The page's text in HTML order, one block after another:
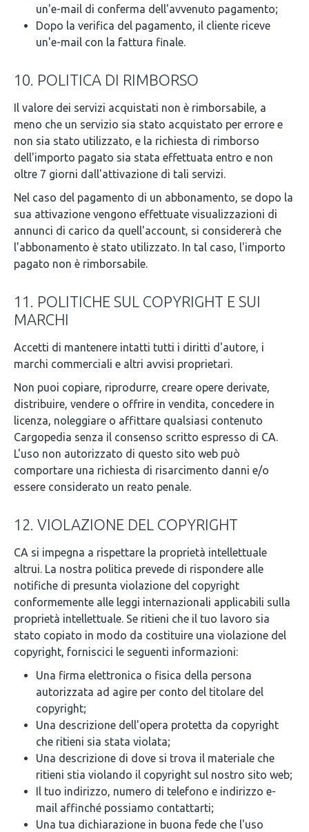
un'e-mail di conferma dell'avvenuto pagamento;
Dopo la verifica del pagamento, il cliente riceve
un'e-mail con la fattura finale.
10. POLITICA DI RIMBORSO
Il valore dei servizi acquistati non è rimborsabile, a
meno che un servizio sia stato acquistato per errore e
non sia stato utilizzato, e la richiesta di rimborso
dell'importo pagato sia stata effettuata entro e non
oltre 7 giorni dall'attivazione di tali servizi.
Nel caso del pagamento di un abbonamento, se dopo la
sua attivazione vengono effettuate visualizzazioni di
annunci di carico da quell'account, si considererà che
l'abbonamento è stato utilizzato. In tal caso, l'importo
pagato non è rimborsabile.
11. POLITICHE SUL COPYRIGHT E SUI
MARCHI
Accetti di mantenere intatti tutti i diritti d'autore, i
marchi commerciali e altri avvisi proprietari.
Non puoi copiare, riprodurre, creare opere derivate,
distribuire, vendere o offrire in vendita, concedere in
licenza, noleggiare o affittare qualsiasi contenuto
Cargopedia senza il consenso scritto espresso di CA.
L'uso non autorizzato di questo sito web può
comportare una richiesta di risarcimento danni e/o
essere considerato un reato penale.
12. VIOLAZIONE DEL COPYRIGHT
CA si impegna a rispettare la proprietà intellettuale
altrui. La nostra politica prevede di rispondere alle
notifiche di presunta violazione del copyright
conformemente alle leggi internazionali applicabili sulla
proprietà intellettuale. Se ritieni che il tuo lavoro sia
stato copiato in modo da costituire una violazione del
copyright, forniscici le seguenti informazioni:
Una firma elettronica o fisica della persona
autorizzata ad agire per conto del titolare del
copyright;
Una descrizione dell'opera protetta da copyright
che ritieni sia stata violata;
Una descrizione di dove si trova il materiale che
ritieni stia violando il copyright sul nostro sito web;
Il tuo indirizzo, numero di telefono e indirizzo e-
mail affinché possiamo contattarti;
Una tua dichiarazione in buona fede che l'uso